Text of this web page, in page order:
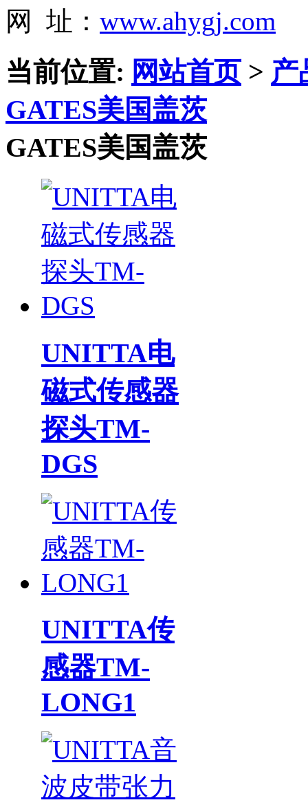
网 址： www.ahygj.com
当前位置: 网站首页> 产
GATES美国盖茨
GATES美国盖茨
UNITTA电
磁式传感器
探头TM-
DGS
UNITTA传
感器TM-
LONG1